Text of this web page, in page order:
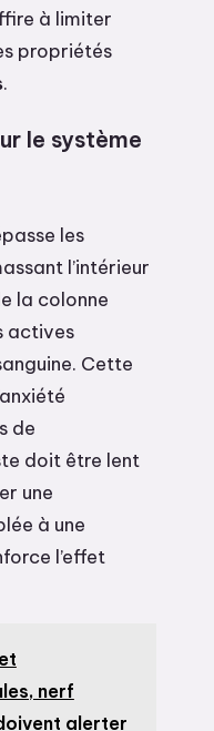
à limiter
propriétés
.
le système
les
l’intérieur
la colonne
actives
Cette
de
doit être lent
une
à une
l’effet
nerf
alerter